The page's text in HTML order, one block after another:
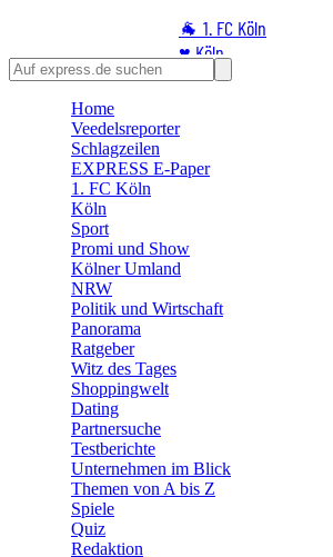
🐐 1. FC Köln
♥️ Köln
⭐ Promi
🛒 Shoppingwelt
🧩 Spiele
Home
Veedelsreporter
Schlagzeilen
EXPRESS E-Paper
1. FC Köln
Köln
Sport
Promi und Show
Kölner Umland
NRW
Politik und Wirtschaft
Panorama
Ratgeber
Witz des Tages
Shoppingwelt
Dating
Partnersuche
Testberichte
Unternehmen im Blick
Themen von A bis Z
Spiele
Quiz
Redaktion